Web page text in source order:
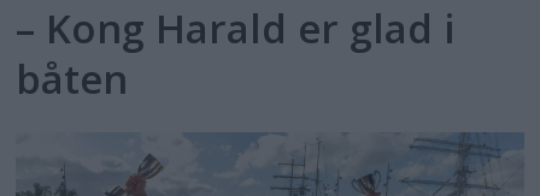
– Kong Harald er glad i
båten